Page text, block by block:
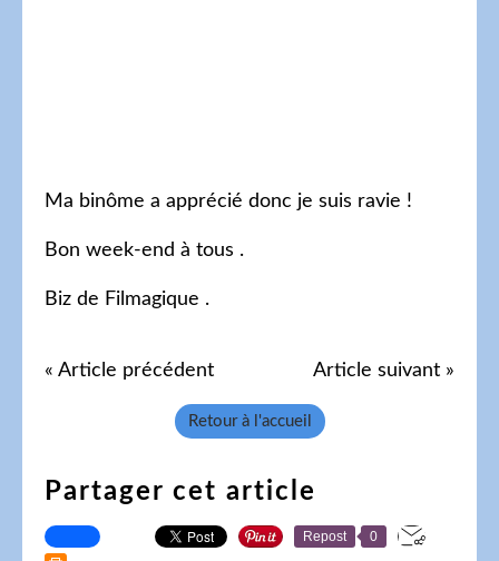
Ma binôme a apprécié donc je suis ravie !
Bon week-end à tous .
Biz de Filmagique .
« Article précédent Article suivant »
Retour à l'accueil
Partager cet article
Repost 0